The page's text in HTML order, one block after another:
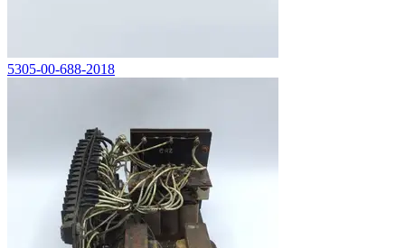
5305-00-688-2018